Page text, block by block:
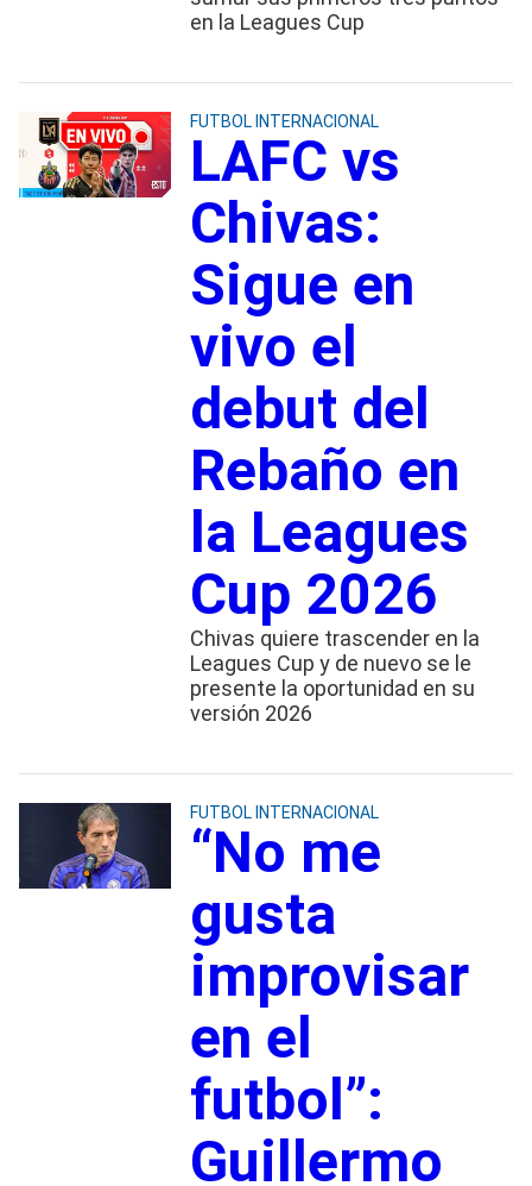
en la Leagues Cup
FUTBOL INTERNACIONAL
LAFC vs
Chivas:
Sigue en
vivo el
debut del
Rebaño en
la Leagues
Cup 2026
Chivas quiere trascender en la
Leagues Cup y de nuevo se le
presente la oportunidad en su
versión 2026
FUTBOL INTERNACIONAL
“No me
gusta
improvisar
en el
futbol”:
Guillermo